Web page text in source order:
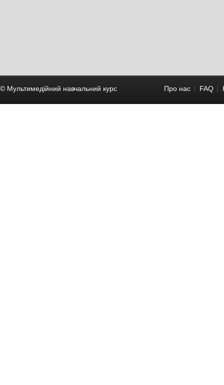
© Мультимедійний навчальний курc Про нас FAQ